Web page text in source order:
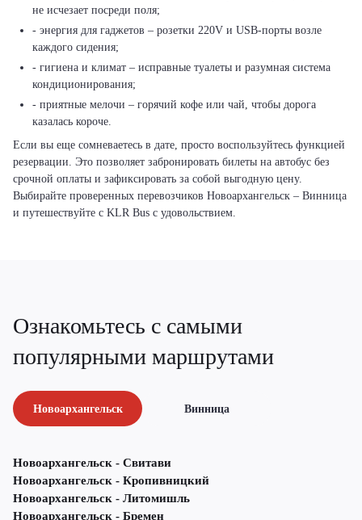
не исчезает посреди поля;
- энергия для гаджетов – розетки 220V и USB-порты возле
каждого сидения;
- гигиена и климат – исправные туалеты и разумная система
кондиционирования;
- приятные мелочи – горячий кофе или чай, чтобы дорога
казалась короче.
Если вы еще сомневаетесь в дате, просто воспользуйтесь функцией
резервации. Это позволяет забронировать билеты на автобус без
срочной оплаты и зафиксировать за собой выгодную цену.
Выбирайте проверенных перевозчиков Новоархангельск – Винница
и путешествуйте с KLR Bus с удовольствием.
Ознакомьтесь с самыми
популярными маршрутами
Новоархангельск Винница
Новоархангельск - Свитави
Новоархангельск - Кропивницкий
Новоархангельск - Литомишль
Новоархангельск - Бремен